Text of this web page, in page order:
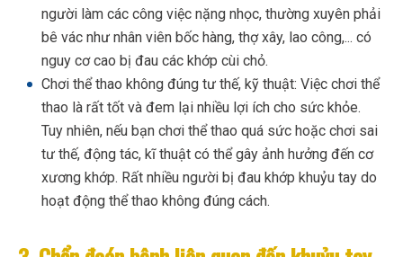
người làm các công việc nặng nhọc, thường xuyên phải
bê vác như nhân viên bốc hàng, thợ xây, lao công,... có
nguy cơ cao bị đau các khớp cùi chỏ.
Chơi thể thao không đúng tư thế, kỹ thuật: Việc chơi thể
thao là rất tốt và đem lại nhiều lợi ích cho sức khỏe.
Tuy nhiên, nếu bạn chơi thể thao quá sức hoặc chơi sai
tư thế, động tác, kĩ thuật có thể gây ảnh hưởng đến cơ
xương khớp. Rất nhiều người bị đau khớp khuỷu tay do
hoạt động thể thao không đúng cách.